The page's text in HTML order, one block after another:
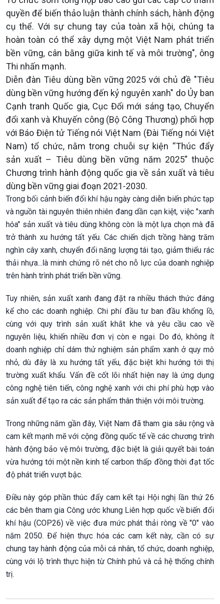
quyền để biến thảo luận thành chính sách, hành động
cụ thể. Với sự chung tay của toàn xã hội, chúng ta
hoàn toàn có thể xây dựng một Việt Nam phát triển
bền vững, cân bằng giữa kinh tế và môi trường", ông
Thi nhấn mạnh.
Diễn đàn Tiêu dùng bền vững 2025 với chủ đề "Tiêu
dùng bền vững hướng đến kỷ nguyên xanh" do Ủy ban
Cạnh tranh Quốc gia, Cục Đổi mới sáng tạo, Chuyển
đổi xanh và Khuyến công (Bộ Công Thương) phối hợp
với Báo Điện tử Tiếng nói Việt Nam (Đài Tiếng nói Việt
Nam) tổ chức, nằm trong chuỗi sự kiện “Thúc đẩy
sản xuất – Tiêu dùng bền vững năm 2025” thuộc
Chương trình hành động quốc gia về sản xuất và tiêu
dùng bền vững giai đoạn 2021-2030.
Trong bối cảnh biến đổi khí hậu ngày càng diễn biến phức tạp
và nguồn tài nguyên thiên nhiên đang dần cạn kiệt, việc "xanh
hóa" sản xuất và tiêu dùng không còn là một lựa chọn mà đã
trở thành xu hướng tất yếu. Các chiến dịch trồng hàng trăm
nghìn cây xanh, chuyển đổi năng lượng tái tạo, giảm thiểu rác
thải nhựa...là minh chứng rõ nét cho nỗ lực của doanh nghiệp
trên hành trình phát triển bền vững.
Tuy nhiên, sản xuất xanh đang đặt ra nhiều thách thức đáng
kể cho các doanh nghiệp. Chi phí đầu tư ban đầu khổng lồ,
cùng với quy trình sản xuất khắt khe và yêu cầu cao về
nguyên liệu, khiến nhiều đơn vị còn e ngại. Do đó, không ít
doanh nghiệp chỉ dám thử nghiệm sản phẩm xanh ở quy mô
nhỏ, dù đây là xu hướng tất yếu, đặc biệt khi hướng tới thị
trường xuất khẩu. Vấn đề cốt lõi nhất hiện nay là ứng dụng
công nghệ tiên tiến, công nghệ xanh với chi phí phù hợp vào
sản xuất để tạo ra các sản phẩm thân thiện với môi trường.
Trong những năm gần đây, Việt Nam đã tham gia sâu rộng và
cam kết mạnh mẽ với cộng đồng quốc tế về các chương trình
hành động bảo vệ môi trường, đặc biệt là giải quyết bài toán
vừa hướng tới một nền kinh tế carbon thấp đồng thời đạt tốc
độ phát triển vượt bậc.
Điều này góp phần thúc đẩy cam kết tại Hội nghị lần thứ 26
các bên tham gia Công ước khung Liên hợp quốc về biến đổi
khí hậu (COP26) về việc đưa mức phát thải ròng về "0" vào
năm 2050. Để hiện thực hóa các cam kết này, cần có sự
chung tay hành động của mỗi cá nhân, tổ chức, doanh nghiệp,
cùng với lộ trình thực hiện từ Chính phủ và cả hệ thống chính
trị.